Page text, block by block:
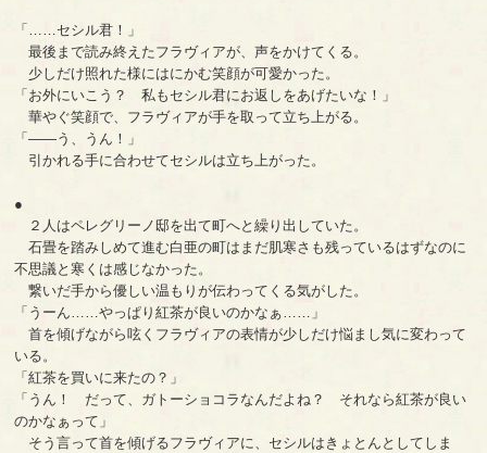
「……セシル君！」
最後まで読み終えたフラヴィアが、声をかけてくる。
少しだけ照れた様にはにかむ笑顔が可愛かった。
「お外にいこう？ 私もセシル君にお返しをあげたいな！」
華やぐ笑顔で、フラヴィアが手を取って立ち上がる。
「――う、うん！」
引かれる手に合わせてセシルは立ち上がった。
●
２人はペレグリーノ邸を出て町へと繰り出していた。
石畳を踏みしめて進む白亜の町はまだ肌寒さも残っているはずなのに
不思議と寒くは感じなかった。
繋いだ手から優しい温もりが伝わってくる気がした。
「うーん……やっぱり紅茶が良いのかなぁ……」
首を傾げながら呟くフラヴィアの表情が少しだけ悩まし気に変わって
いる。
「紅茶を買いに来たの？」
「うん！ だって、ガトーショコラなんだよね？ それなら紅茶が良い
のかなぁって」
そう言って首を傾げるフラヴィアに、セシルはきょとんとしてしま